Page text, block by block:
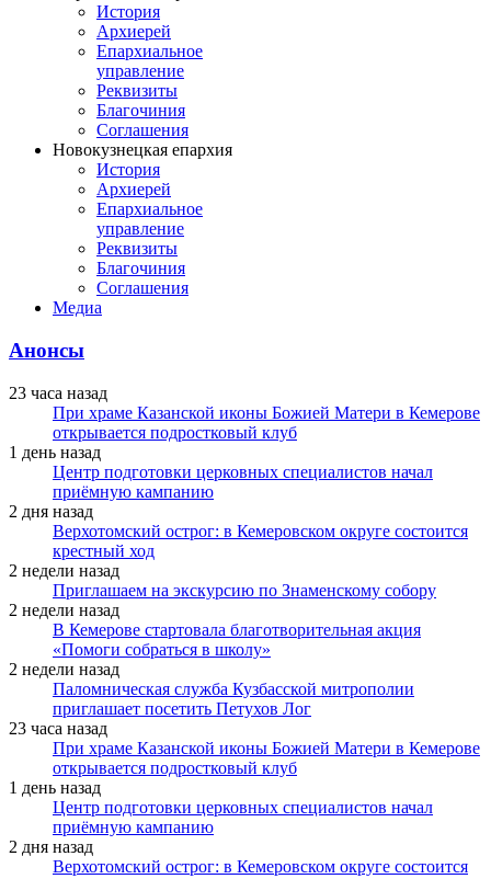
История
Архиерей
Епархиальное
управление
Реквизиты
Благочиния
Соглашения
Новокузнецкая епархия
История
Архиерей
Епархиальное
управление
Реквизиты
Благочиния
Соглашения
Медиа
Анонсы
23 часа назад
При храме Казанской иконы Божией Матери в Кемерове
открывается подростковый клуб
1 день назад
Центр подготовки церковных специалистов начал
приёмную кампанию
2 дня назад
Верхотомский острог: в Кемеровском округе состоится
крестный ход
2 недели назад
Приглашаем на экскурсию по Знаменскому собору
2 недели назад
В Кемерове стартовала благотворительная акция
«Помоги собраться в школу»
2 недели назад
Паломническая служба Кузбасской митрополии
приглашает посетить Петухов Лог
23 часа назад
При храме Казанской иконы Божией Матери в Кемерове
открывается подростковый клуб
1 день назад
Центр подготовки церковных специалистов начал
приёмную кампанию
2 дня назад
Верхотомский острог: в Кемеровском округе состоится